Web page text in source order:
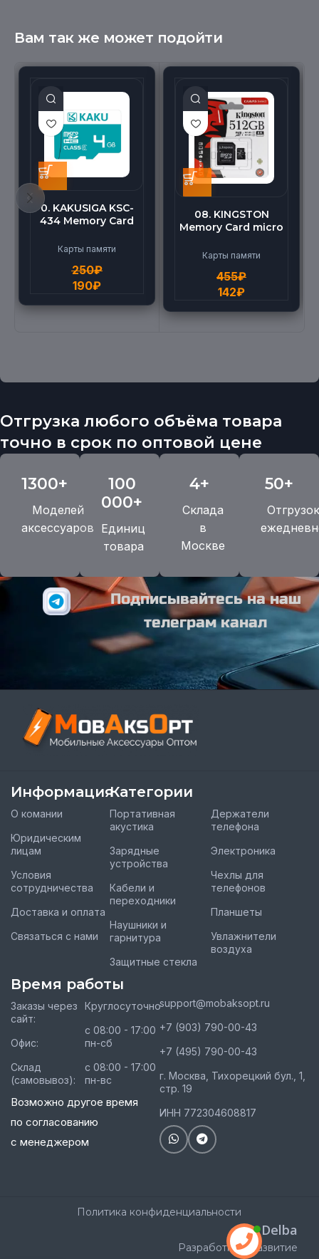
Вам так же может подойти
0. KAKUSIGA KSC-
434 Memory Card
High Speed (4G)
Карты памяти
250₽
190₽
08. KINGSTON
Memory Card micro
Карты памяти
455₽
142₽
Отгрузка любого объёма товара
точно в срок по оптовой цене
1300+
Моделей
аксессуаров
100
000+
Единиц
товара
4+
Склада
в
Москве
50+
Отгрузок
Подписывайтесь на наш
телеграм канал
Информация
О комании
Юридическим
лицам
Условия
сотрудничества
Доставка и оплата
Связаться с нами
Категории
Портативная
акустика
Зарядные
устройства
Кабели и
переходники
Наушники и
гарнитура
Защитные стекла
Держатели
телефона
Электроника
Чехлы для
телефонов
Планшеты
Увлажнители
воздуха
Время работы
Заказы через
сайт:
Офис:
Склад
(самовывоз):
Круглосуточно
с 08:00 - 17:00
пн-сб
с 08:00 - 17:00
пн-вс
Возможно другое время
по согласованию
с менеджером
support@mobaksopt.ru
+7 (903) 790-00-43
+7 (495) 790-00-43
г. Москва, Тихорецкий бул., 1,
стр. 19
ИНН 772304608817
Политика конфиденциальности
Delba
Разработка и развитие